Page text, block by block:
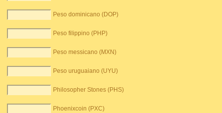
Peso dominicano (DOP)
Peso filippino (PHP)
Peso messicano (MXN)
Peso uruguaiano (UYU)
Philosopher Stones (PHS)
Phoenixcoin (PXC)